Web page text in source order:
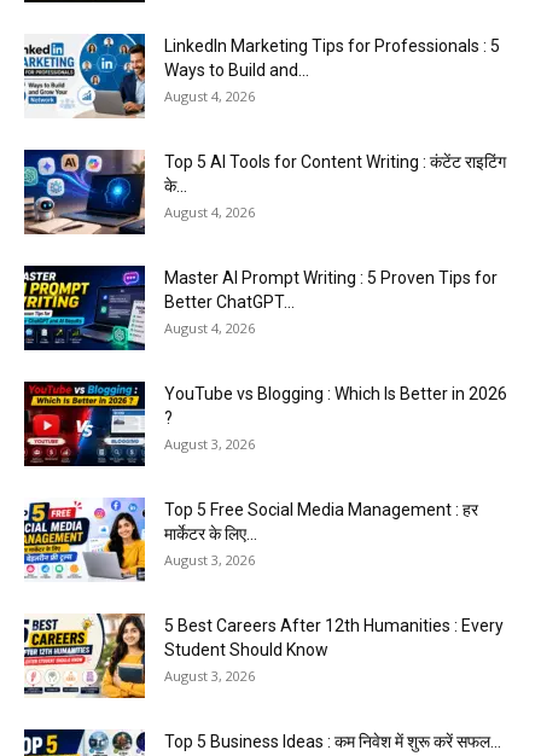
LinkedIn Marketing Tips for Professionals : 5
Ways to Build and...
August 4, 2026
Top 5 AI Tools for Content Writing : कंटेंट राइटिंग
के...
August 4, 2026
Master AI Prompt Writing : 5 Proven Tips for
Better ChatGPT...
August 4, 2026
YouTube vs Blogging : Which Is Better in 2026
?
August 3, 2026
Top 5 Free Social Media Management : हर
मार्केटर के लिए...
August 3, 2026
5 Best Careers After 12th Humanities : Every
Student Should Know
August 3, 2026
Top 5 Business Ideas : कम निवेश में शुरू करें सफल...